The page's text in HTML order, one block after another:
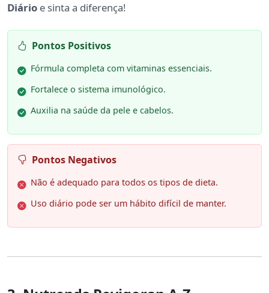
Diário e sinta a diferença!
Pontos Positivos
Fórmula completa com vitaminas essenciais.
Fortalece o sistema imunológico.
Auxilia na saúde da pele e cabelos.
Pontos Negativos
Não é adequado para todos os tipos de dieta.
Uso diário pode ser um hábito difícil de manter.